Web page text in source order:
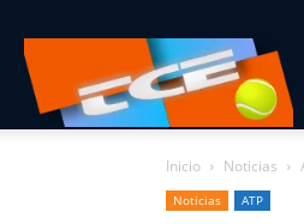
Inicio Noticias
Noticias ATP